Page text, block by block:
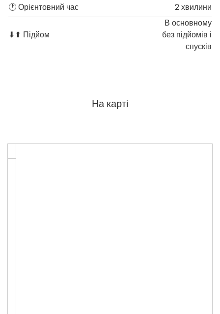
🕐 Орієнтовний час
2 хвилини
⬇⬆ Підйом
В основному
без підйомів і
спусків
На карті